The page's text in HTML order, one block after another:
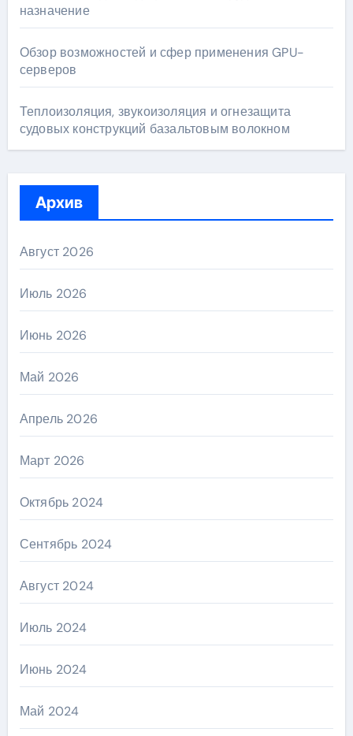
назначение
Обзор возможностей и сфер применения GPU-
серверов
Теплоизоляция, звукоизоляция и огнезащита
судовых конструкций базальтовым волокном
Архив
Август 2026
Июль 2026
Июнь 2026
Май 2026
Апрель 2026
Март 2026
Октябрь 2024
Сентябрь 2024
Август 2024
Июль 2024
Июнь 2024
Май 2024